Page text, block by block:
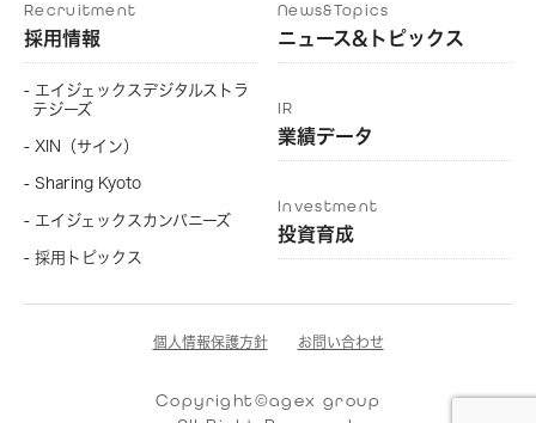
Recruitment
採用情報
- エイジェックスデジタルストラ
テジーズ
- XIN（サイン）
- Sharing Kyoto
- エイジェックスカンパニーズ
- 採用トピックス
News&Topics
ニュース&トピックス
IR
業績データ
Investment
投資育成
個人情報保護方針 お問い合わせ
Copyright©agex group